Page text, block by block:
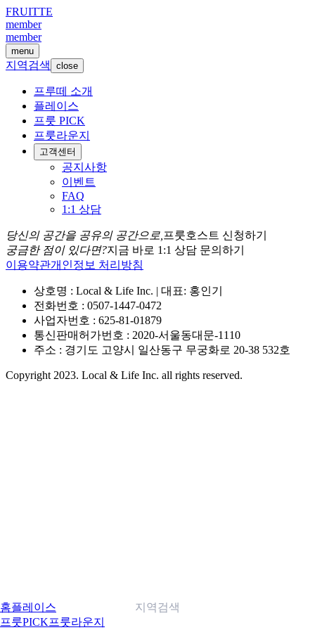
FRUITTE
member
member
menu
지역검색 close
프루떼 소개
플레이스
프룻 PICK
프룻라운지
고객센터
공지사항
이벤트
FAQ
1:1 상담
당신의 공간을 공유의 공간으로, 프룻호스트 신청하기
궁금한 점이 있다면?지금 바로 1:1 상담 문의하기
이용약관개인정보 처리방침
상호명 : Local & Life Inc. | 대표: 홍인기
전화번호 : 0507-1447-0472
사업자번호 : 625-81-01879
통신판매허가번호 : 2020-서울동대문-1110
주소 : 경기도 고양시 일산동구 무궁화로 20-38 532호
Copyright 2023. Local & Life Inc. all rights reserved.
홈플레이스
프룻PICK프룻라운지
지역검색